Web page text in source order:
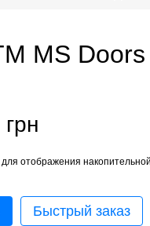
MS Doors
для отображения
Быстрый заказ